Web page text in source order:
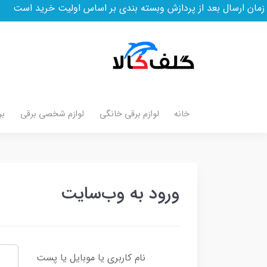
بعد از پردازش وبسته بندی بر اساس اولیت خرید است
خانه لوازم برقی خانگی لوازم شخصی برقی
ورود به وب‌سایت
نام کاربری یا موبایل یا پست